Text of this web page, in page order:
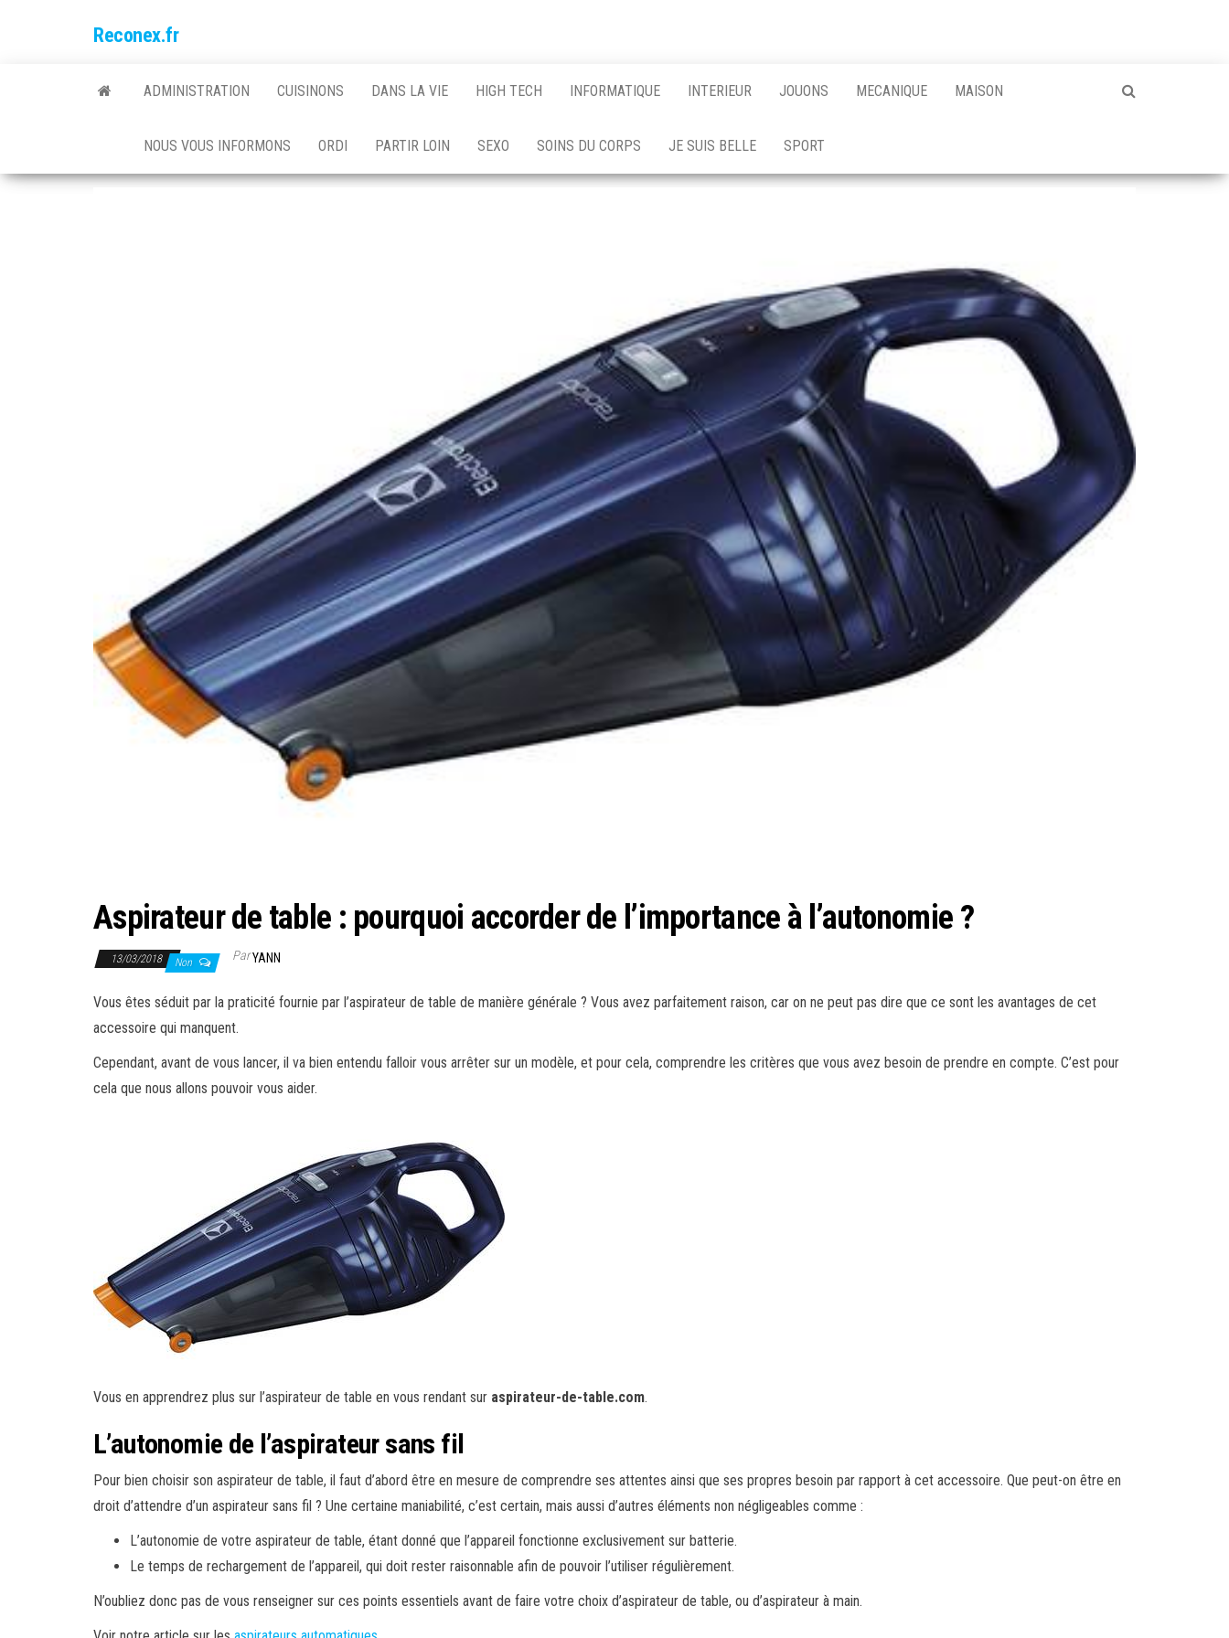
Reconex.fr
ADMINISTRATION CUISINONS DANS LA VIE HIGH TECH INFORMATIQUE INTERIEUR JOUONS MECANIQUE MAISON
NOUS VOUS INFORMONS ORDI PARTIR LOIN SEXO SOINS DU CORPS JE SUIS BELLE SPORT
Aspirateur de table : pourquoi accorder de l’importance à l’autonomie ?
13/03/2018 Non ParYANN
Vous êtes séduit par la praticité fournie par l’aspirateur de table de manière générale ? Vous avez parfaitement raison, car on ne peut pas dire que ce sont les avantages de cet
accessoire qui manquent.
Cependant, avant de vous lancer, il va bien entendu falloir vous arrêter sur un modèle, et pour cela, comprendre les critères que vous avez besoin de prendre en compte. C’est pour
cela que nous allons pouvoir vous aider.
Vous en apprendrez plus sur l’aspirateur de table en vous rendant sur aspirateur-de-table.com.
L’autonomie de l’aspirateur sans fil
Pour bien choisir son aspirateur de table, il faut d’abord être en mesure de comprendre ses attentes ainsi que ses propres besoin par rapport à cet accessoire. Que peut-on être en
droit d’attendre d’un aspirateur sans fil ? Une certaine maniabilité, c’est certain, mais aussi d’autres éléments non négligeables comme :
L’autonomie de votre aspirateur de table, étant donné que l’appareil fonctionne exclusivement sur batterie.
Le temps de rechargement de l’appareil, qui doit rester raisonnable afin de pouvoir l’utiliser régulièrement.
N’oubliez donc pas de vous renseigner sur ces points essentiels avant de faire votre choix d’aspirateur de table, ou d’aspirateur à main.